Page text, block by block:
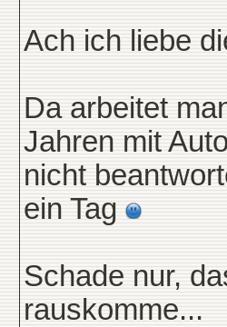
Ach ich liebe
Da arbeitet
Jahren mit
nicht
ein Tag
Schade nur,
rauskomme...